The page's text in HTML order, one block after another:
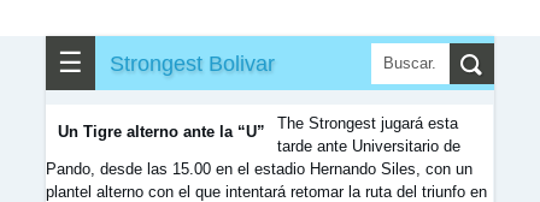
☰ Strongest Bolivar
Un Tigre alterno ante la “U”
The Strongest jugará esta
tarde ante Universitario de
Pando, desde las 15.00 en el estadio Hernando Siles, con un
plantel alterno con el que intentará retomar la ruta del triunfo en
Otros ▼